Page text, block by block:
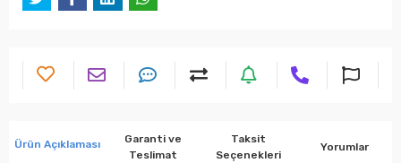
Ürün Açıklaması
Garanti ve
Teslimat
Taksit
Seçenekleri
Yorumlar